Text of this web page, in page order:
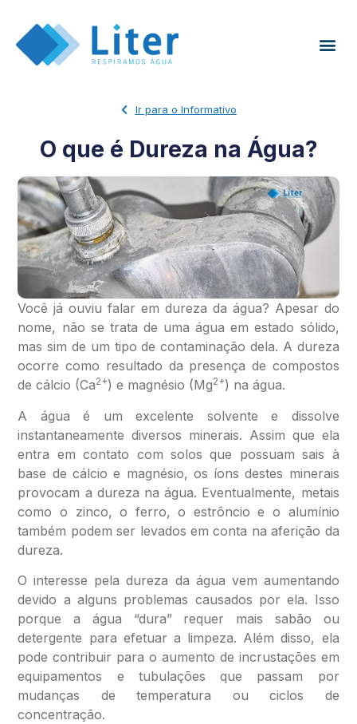
Ir para o Informativo
O que é Dureza na Água?
Você já ouviu falar em dureza da água? Apesar do
nome, não se trata de uma água em estado sólido,
mas sim de um tipo de contaminação dela. A dureza
ocorre como resultado da presença de compostos
de cálcio (Ca2+) e magnésio (Mg2+) na água.
A água é um excelente solvente e dissolve
instantaneamente diversos minerais. Assim que ela
entra em contato com solos que possuam sais à
base de cálcio e magnésio, os íons destes minerais
provocam a dureza na água. Eventualmente, metais
como o zinco, o ferro, o estrôncio e o alumínio
também podem ser levados em conta na aferição da
dureza.
O interesse pela dureza da água vem aumentando
devido a alguns problemas causados por ela. Isso
porque a água “dura” requer mais sabão ou
detergente para efetuar a limpeza. Além disso, ela
pode contribuir para o aumento de incrustações em
equipamentos e tubulações que passam por
mudanças de temperatura ou ciclos de
concentração.